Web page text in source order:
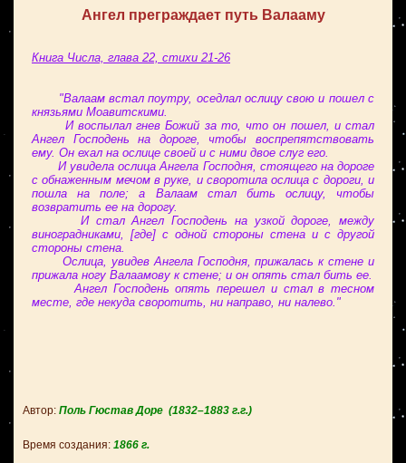
Ангел преграждает путь Валааму
Книга Числа, глава 22, стихи 21-26
"Валаам встал поутру, оседлал ослицу свою и пошел с
князьями Моавитскими.
И воспылал гнев Божий за то, что он пошел, и стал
Ангел Господень на дороге, чтобы воспрепятствовать
ему. Он ехал на ослице своей и с ними двое слуг его.
И увидела ослица Ангела Господня, стоящего на дороге
с обнаженным мечом в руке, и своротила ослица с дороги, и
пошла на поле; а Валаам стал бить ослицу, чтобы
возвратить ее на дорогу.
И стал Ангел Господень на узкой дороге, между
виноградниками, [где] с одной стороны стена и с другой
стороны стена.
Ослица, увидев Ангела Господня, прижалась к стене и
прижала ногу Валаамову к стене; и он опять стал бить ее.
Ангел Господень опять перешел и стал в тесном
месте, где некуда своротить, ни направо, ни налево."
Автор: Поль Гюстав Доре (1832–1883 г.г.)
Время создания: 1866 г.